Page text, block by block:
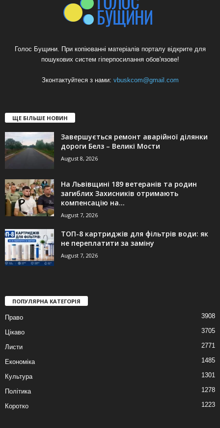
Голос Бущини. При копіюванні матеріалів порталу відкрите для
пошукових систем гіперпосилання обов'язове!
Зконтактуйтеся з нами: vbuskcom@gmail.com
ЩЕ БІЛЬШЕ НОВИН
Завершується ремонт аварійної ділянки
дороги Белз – Великі Мости
August 8, 2026
На Львівщині 189 ветеранів та родин
загиблих Захисників отримають
компенсацію на...
August 7, 2026
ТОП-8 картриджів для фільтрів води: як
не переплатити за заміну
August 7, 2026
ПОПУЛЯРНА КАТЕГОРІЯ
Право 3908
Цікаво 3705
Листи 2771
Економіка 1485
Культура 1301
Політика 1278
Коротко 1223